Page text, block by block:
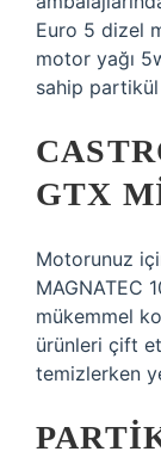
Euro 5 dizel
motor yağı
sahip partikül
GTX
Motorunuz
MAGNATEC
mükemmel
ürünleri çift
temizlerken